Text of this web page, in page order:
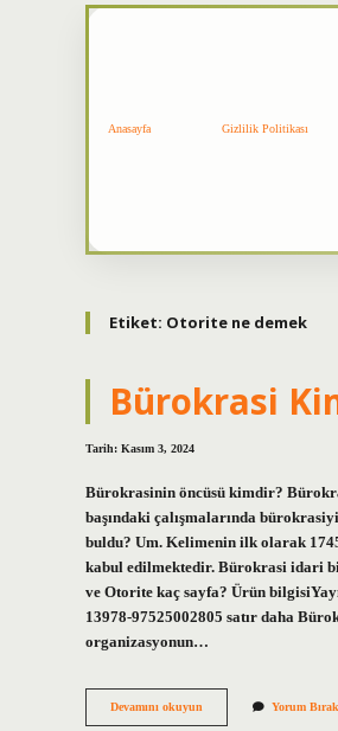
Anasayfa Gizlilik Politikası
Etiket: Otorite ne demek
Bürokrasi
Tarih: Kasım 3, 2024
Bürokrasinin öncüsü kimdir?
başındaki çalışmalarında
buldu? Um. Kelimenin ilk olarak
kabul edilmektedir. Bürokrasi idari
ve Otorite kaç sayfa? Ürün
13978-97525002805 satır daha
organizasyonun…
Devamını okuyun Bürokrasi
Kimin
Yorum Bırak